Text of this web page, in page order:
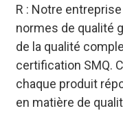
R : Notre
normes de qualité
de la qualité
certification SMQ.
chaque produit
en matière de